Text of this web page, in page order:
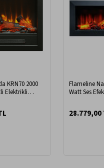
KRN70 2000
Elektrikli
Flameline
Watt Ses
28.779,00